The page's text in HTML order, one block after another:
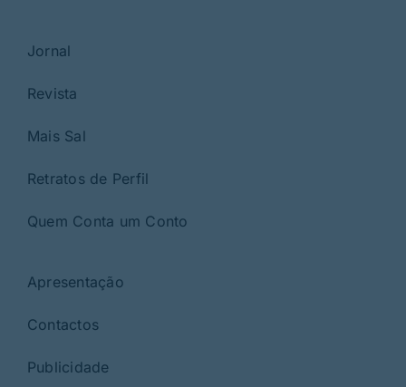
Jornal
Revista
Mais Sal
Retratos de Perfil
Quem Conta um Conto
Apresentação
Contactos
Publicidade